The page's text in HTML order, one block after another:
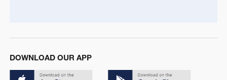
DOWNLOAD OUR APP